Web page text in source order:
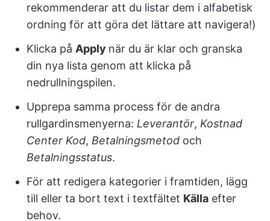
rekommenderar att du listar dem i alfabetisk
ordning för att göra det lättare att navigera!)
Klicka på Apply när du är klar och granska
din nya lista genom att klicka på
nedrullningspilen.
Upprepa samma process för de andra
rullgardinsmenyerna: Leverantör, Kostnad
Center Kod, Betalningsmetod och
Betalningsstatus.
För att redigera kategorier i framtiden, lägg
till eller ta bort text i textfältet Källa efter
behov.